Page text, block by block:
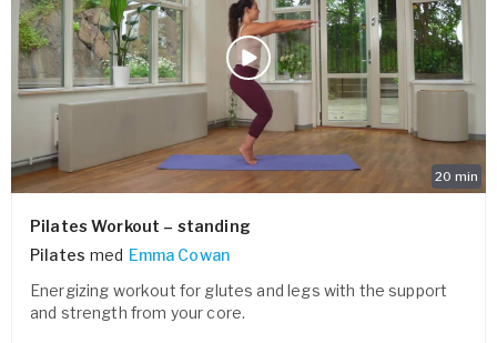
20 min
Pilates Workout – standing
Pilates med Emma Cowan
Energizing workout for glutes and legs with the support
and strength from your core.